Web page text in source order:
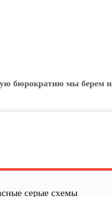
бюрократию мы берем
серые схемы